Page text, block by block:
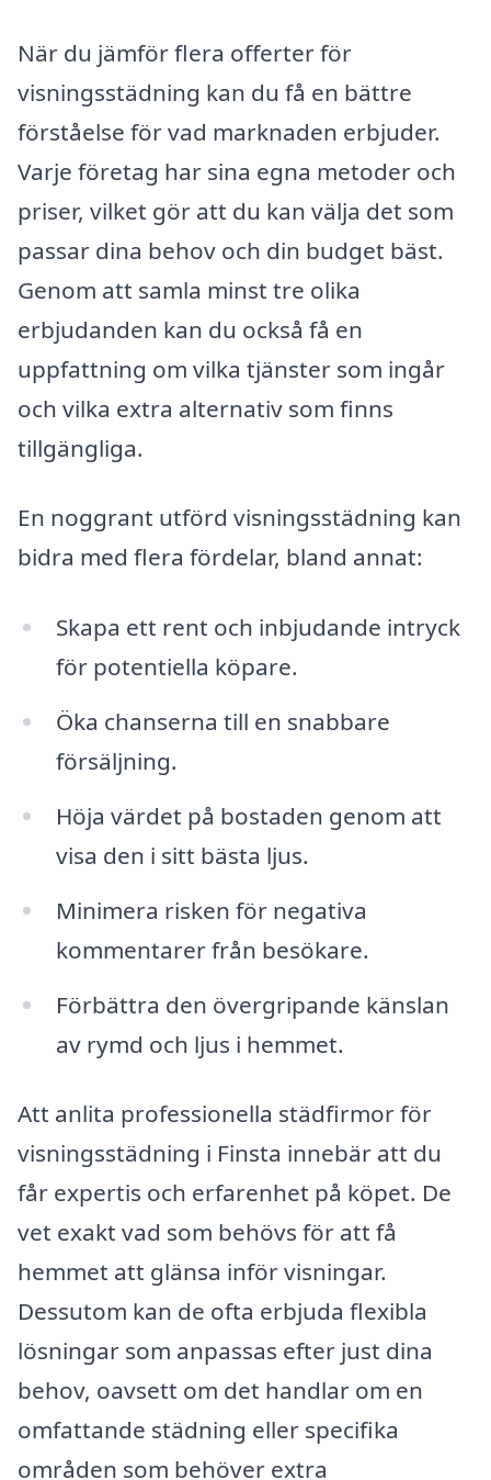
När du jämför flera offerter för
visningsstädning kan du få en bättre
förståelse för vad marknaden erbjuder.
Varje företag har sina egna metoder och
priser, vilket gör att du kan välja det som
passar dina behov och din budget bäst.
Genom att samla minst tre olika
erbjudanden kan du också få en
uppfattning om vilka tjänster som ingår
och vilka extra alternativ som finns
tillgängliga.
En noggrant utförd visningsstädning kan
bidra med flera fördelar, bland annat:
Skapa ett rent och inbjudande intryck
för potentiella köpare.
Öka chanserna till en snabbare
försäljning.
Höja värdet på bostaden genom att
visa den i sitt bästa ljus.
Minimera risken för negativa
kommentarer från besökare.
Förbättra den övergripande känslan
av rymd och ljus i hemmet.
Att anlita professionella städfirmor för
visningsstädning i Finsta innebär att du
får expertis och erfarenhet på köpet. De
vet exakt vad som behövs för att få
hemmet att glänsa inför visningar.
Dessutom kan de ofta erbjuda flexibla
lösningar som anpassas efter just dina
behov, oavsett om det handlar om en
omfattande städning eller specifika
områden som behöver extra